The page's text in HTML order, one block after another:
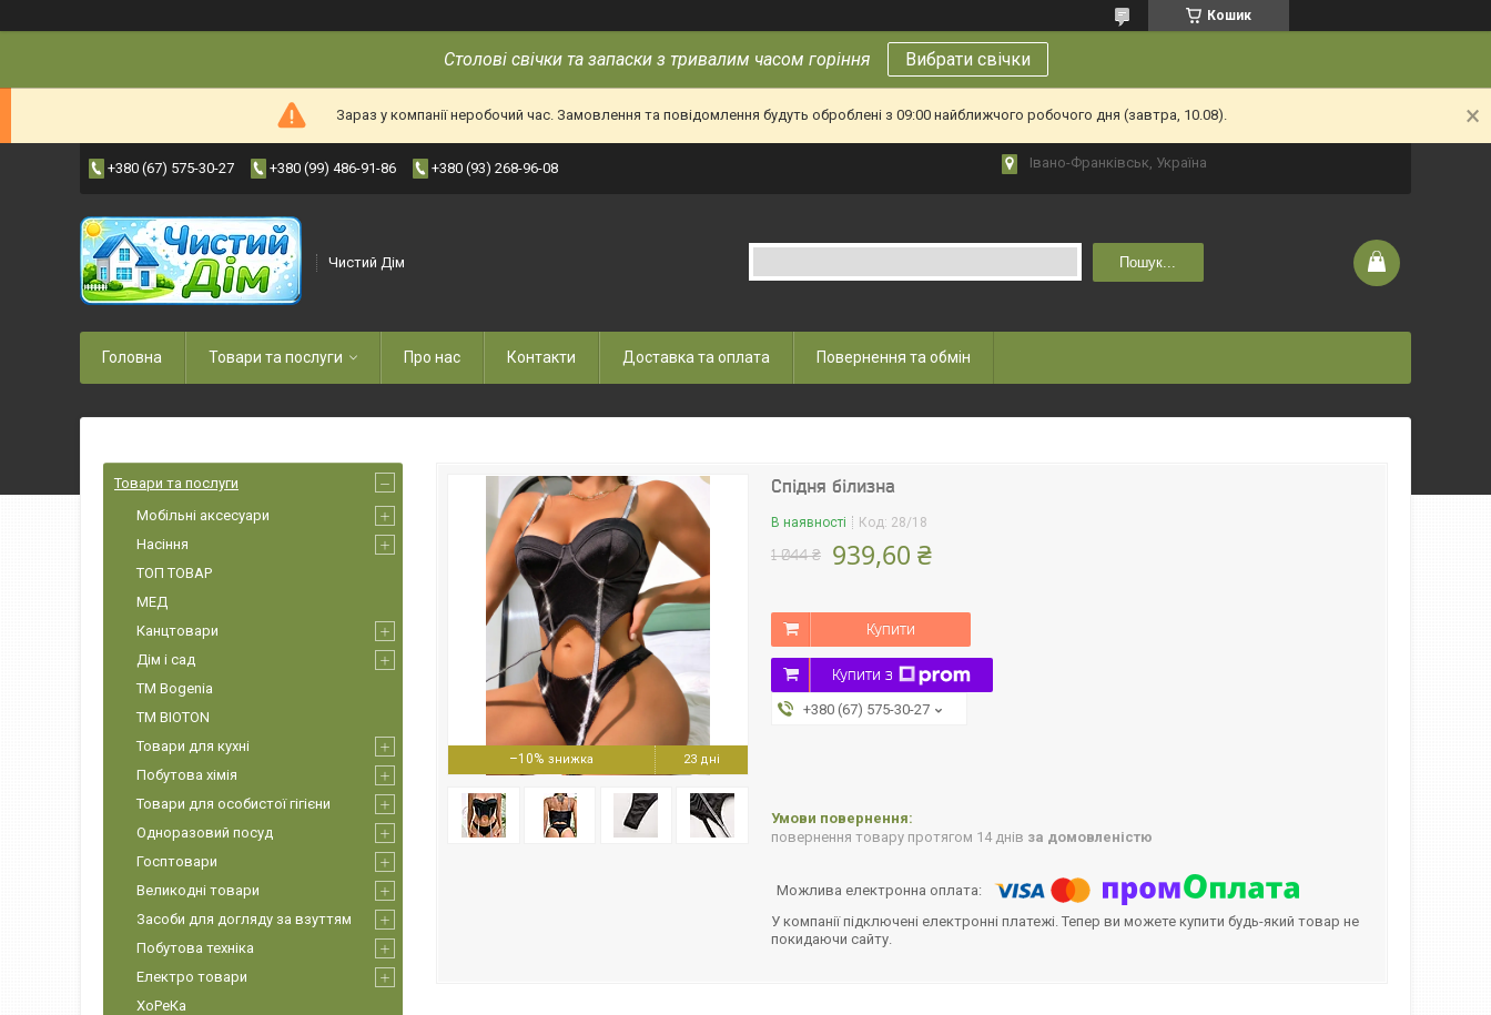
Кошик
Столові свічки та запаски з тривалим часом горіння Вибрати свічки
Зараз у компанії неробочий час. Замовлення та повідомлення будуть оброблені з 09:00 найближчого робочого дня (завтра, 10.08).
+380 (67) 575-30-27 +380 (99) 486-91-86 +380 (93) 268-96-08 Івано-Франківськ, Україна
Чистий Дім Пошук...
Головна Товари та послуги Про нас Контакти Доставка та оплата Повернення та обмін
–10% 23 дні
Спідня білизна
В наявності Код: 28/18
1 044 ₴ 939,60 ₴
Купити
Купити з
+380 (67) 575-30-27
повернення товару протягом 14 днів за домовленістю
У компанії підключені електронні платежі. Тепер ви можете купити будь-який товар не
покидаючи сайту.
Товари та послуги
Мобільні аксесуари
Насіння
ТОП ТОВАР
МЕД
Канцтовари
Дім і сад
ТМ Bogenia
ТМ BIOTON
Товари для кухні
Побутова хімія
Товари для особистої гігієни
Одноразовий посуд
Госптовари
Великодні товари
Засоби для догляду за взуттям
Побутова техніка
Електро товари
ХоРеКа